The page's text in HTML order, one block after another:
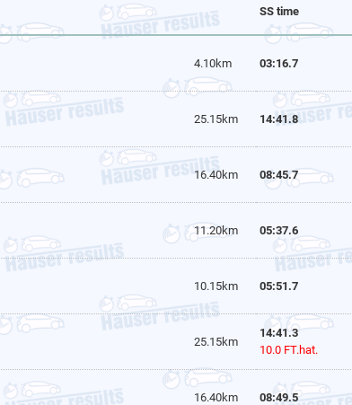
SS time
4.10km 03:16.7
25.15km 14:41.8
16.40km 08:45.7
11.20km 05:37.6
10.15km 05:51.7
25.15km
14:41.3
10.0 FT.hat.
16.40km 08:49.5